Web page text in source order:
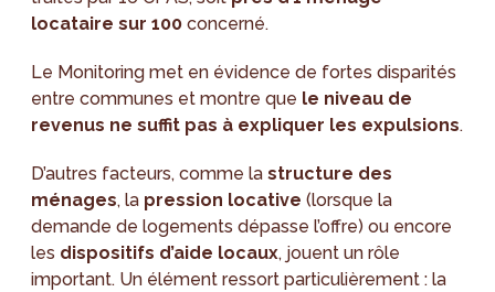
locataire sur 100 concerné.
Le Monitoring met en évidence de fortes disparités
entre communes et montre que le niveau de
revenus ne suffit pas à expliquer les expulsions.
D’autres facteurs, comme lastructure des
ménages, la pression locative (lorsque la
demande de logements dépasse l’offre) ou encore
les dispositifs d’aide locaux, jouent un rôle
important. Un élément ressort particulièrement : la